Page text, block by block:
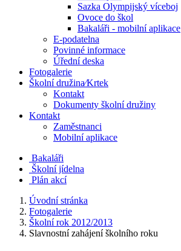
Sazka Olympijský víceboj
Ovoce do škol
Bakaláři - mobilní aplikace
E-podatelna
Povinné informace
Úřední deska
Fotogalerie
Školní družina⁄Krtek
Kontakt
Dokumenty školní družiny
Kontakt
Zaměstnanci
Mobilní aplikace
Bakaláři
Školní jídelna
Plán akcí
Úvodní stránka
Fotogalerie
Školní rok 2012/2013
Slavnostní zahájení školního roku